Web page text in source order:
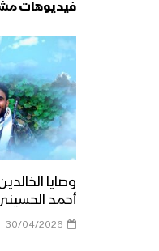
فيديوهات
وصايا
أحمد
30/04/2026